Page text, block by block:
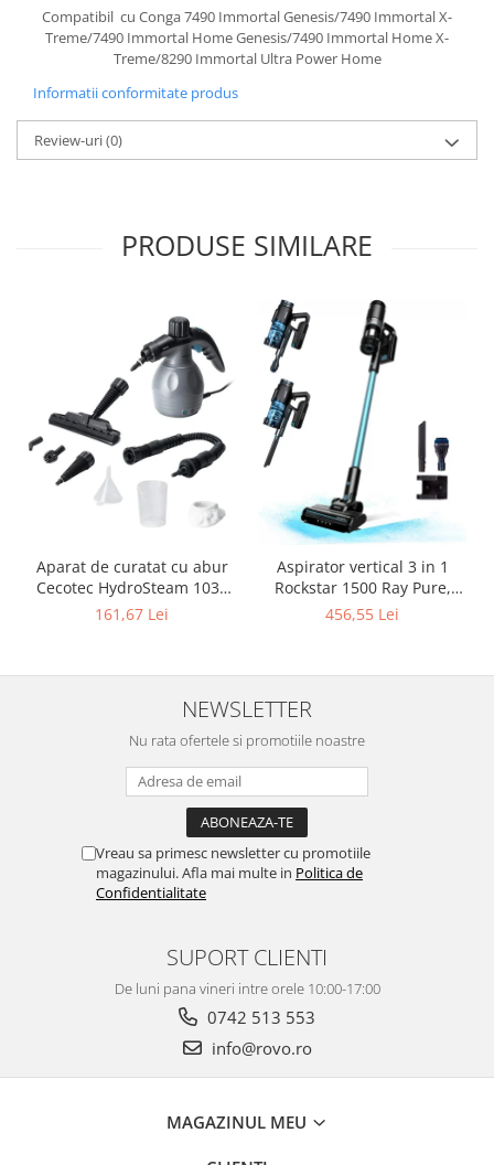
Compatibil cu Conga 7490 Immortal Genesis/7490 Immortal X-
Treme/7490 Immortal Home Genesis/7490 Immortal Home X-
Treme/8290 Immortal Ultra Power Home
Informatii conformitate produs
Review-uri(0)
PRODUSE SIMILARE
Aparat de curatat cu abur
Cecotec HydroSteam 1030
Active, presiune maxima 3
161,67 Lei
Aspirator vertical 3 in 1
Rockstar 1500 Ray Pure,
Putere 215W, 25.2V Li-Ion,
456,55 Lei
NEWSLETTER
Nu rata ofertele si promotiile noastre
Vreau sa primesc newsletter cu promotiile
magazinului. Afla mai multe in Politica de
Confidentialitate
SUPORT CLIENTI
De luni pana vineri intre orele 10:00-17:00
0742 513 553
info@rovo.ro
MAGAZINUL MEU